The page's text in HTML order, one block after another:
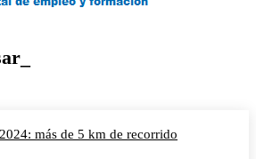
más de 5 km de recorrido